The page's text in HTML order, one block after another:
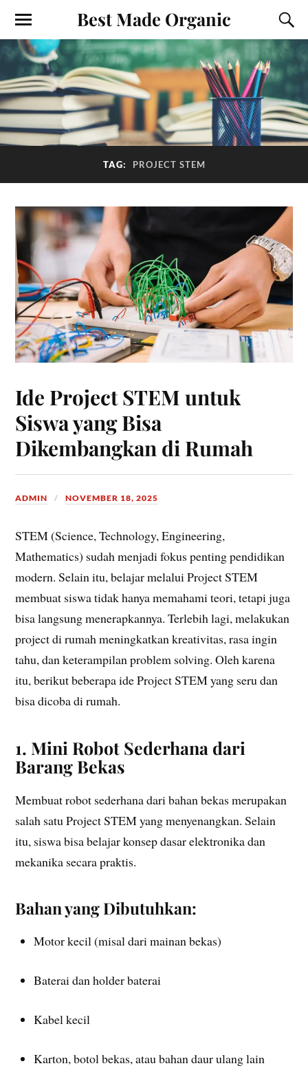
Best Made Organic
TAG: PROJECT STEM
Ide Project STEM untuk
Siswa yang Bisa
Dikembangkan di Rumah
ADMIN NOVEMBER 18, 2025
STEM (Science, Technology, Engineering,
Mathematics) sudah menjadi fokus penting pendidikan
modern. Selain itu, belajar melalui Project STEM
membuat siswa tidak hanya memahami teori, tetapi juga
bisa langsung menerapkannya. Terlebih lagi, melakukan
project di rumah meningkatkan kreativitas, rasa ingin
tahu, dan keterampilan problem solving. Oleh karena
itu, berikut beberapa ide Project STEM yang seru dan
bisa dicoba di rumah.
1. Mini Robot Sederhana dari
Barang Bekas
Membuat robot sederhana dari bahan bekas merupakan
salah satu Project STEM yang menyenangkan. Selain
itu, siswa bisa belajar konsep dasar elektronika dan
mekanika secara praktis.
Bahan yang Dibutuhkan:
Motor kecil (misal dari mainan bekas)
Baterai dan holder baterai
Kabel kecil
Karton, botol bekas, atau bahan daur ulang lain